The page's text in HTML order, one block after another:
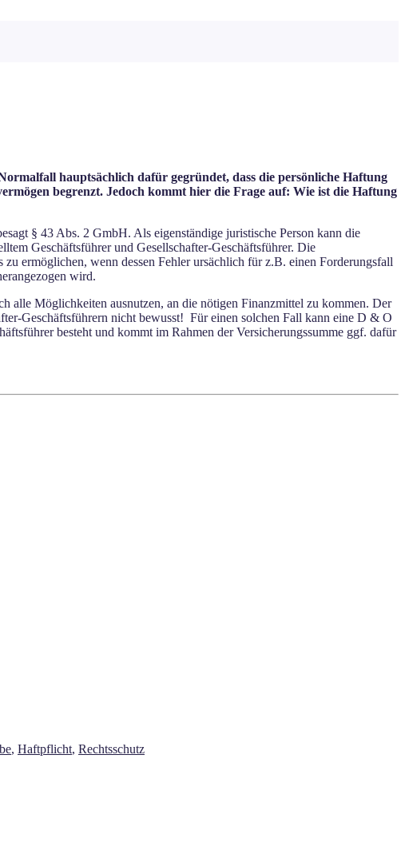
hauptsächlich dafür gegründet, dass die persönliche Haftung
begrenzt. Jedoch kommt hier die Frage auf: Wie ist die Haftung
§ 43 Abs. 2 GmbH. Als eigenständige juristische Person kann die
Geschäftsführer und Gesellschafter-Geschäftsführer. Die
ermöglichen, wenn dessen Fehler ursächlich für z.B. einen Forderungsfall
wird.
alle Möglichkeiten ausnutzen, an die nötigen Finanzmittel zu kommen. Der
Geschäftsführern nicht bewusst! Für einen solchen Fall kann eine D & O
besteht und kommt im Rahmen der Versicherungssumme ggf. dafür
, Haftpflicht, Rechtsschutz